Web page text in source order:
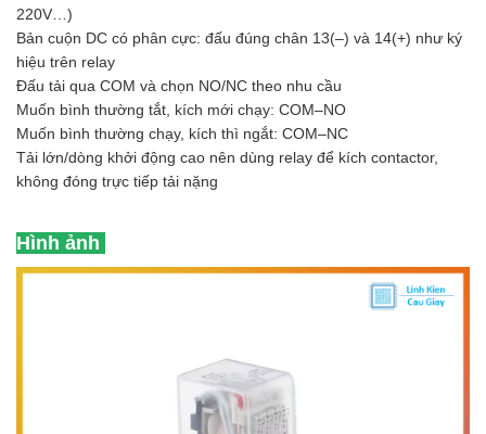
220V…)
Bản cuộn DC có phân cực: đấu đúng chân 13(–) và 14(+) như ký
hiệu trên relay
Đấu tải qua COM và chọn NO/NC theo nhu cầu
Muốn bình thường tắt, kích mới chạy: COM–NO
Muốn bình thường chạy, kích thì ngắt: COM–NC
Tải lớn/dòng khởi động cao nên dùng relay để kích contactor,
không đóng trực tiếp tải nặng
Hình ảnh